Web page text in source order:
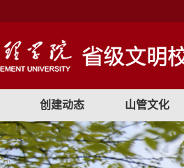
创建动态 山管文化